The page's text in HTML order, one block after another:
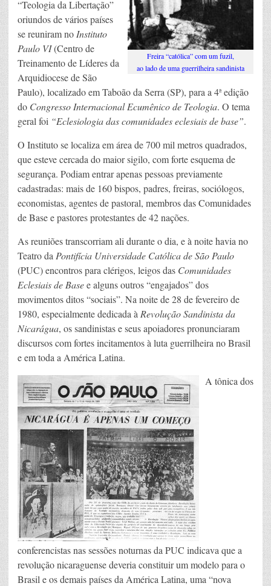
Freira “católica” com um fuzil,
ao lado de uma guerrilheira sandinista
“Teologia da Libertação”
oriundos de vários países
se reuniram no Instituto
Paulo VI(Centro de
Treinamento de Líderes da
Arquidiocese de São
Paulo), localizado em Taboão da Serra (SP), para a 4ª edição
do Congresso Internacional Ecumênico de Teologia. O tema
geral foi “Eclesiologia das comunidades eclesiais de base”.
O Instituto se localiza em área de 700 mil metros quadrados,
que esteve cercada do maior sigilo, com forte esquema de
segurança. Podiam entrar apenas pessoas previamente
cadastradas: mais de 160 bispos, padres, freiras, sociólogos,
economistas, agentes de pastoral, membros das Comunidades
de Base e pastores protestantes de 42 nações.
As reuniões transcorriam ali durante o dia, e à noite havia no
Teatro da Pontifícia Universidade Católica de São Paulo
(PUC) encontros para clérigos, leigos das Comunidades
Eclesiais de Basee alguns outros “engajados” dos
movimentos ditos “sociais”. Na noite de 28 de fevereiro de
1980, especialmente dedicada à Revolução Sandinista da
Nicarágua, os sandinistas e seus apoiadores pronunciaram
discursos com fortes incitamentos à luta guerrilheira no Brasil
e em toda a América Latina.
A tônica dos
conferencistas nas sessões noturnas da PUC indicava que a
revolução nicaraguense deveria constituir um modelo para o
Brasil e os demais países da América Latina, uma “nova